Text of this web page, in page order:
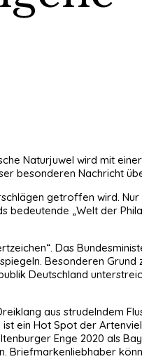
Naturjuwel wird mit
besonderen Nachricht
getroffen wird.
bedeutende „Welt der
Das
Besonderen
Deutschland
aus strudelndem
ein Hot Spot der
Enge 2020 als
Briefmarkenliebhaber